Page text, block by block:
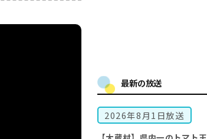
最新の放送
2026年8月1日放送